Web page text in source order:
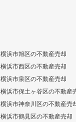
横浜市旭区の不動産売却
横浜市西区の不動産売却
横浜市泉区の不動産売却
横浜市保土ヶ谷区の不動産
横浜市神奈川区の不動産売
横浜市鶴見区の不動産売却